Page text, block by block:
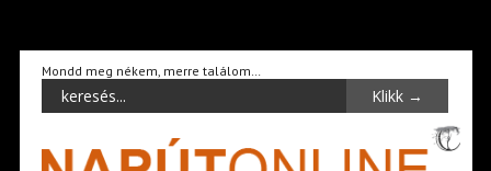
Mondd meg nékem, merre találom…